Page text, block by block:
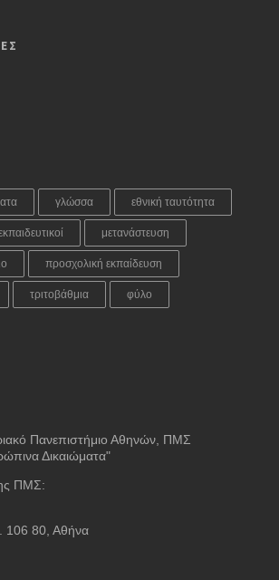
γλώσσα εθνική ταυτότητα
μετανάστευση
προσχολική εκπαίδευση
τριτοβάθμια φύλο
Πανεπιστήμιο Αθηνών, ΠΜΣ
Δικαιώματα"
ΠΜΣ:
106 80, Αθήνα